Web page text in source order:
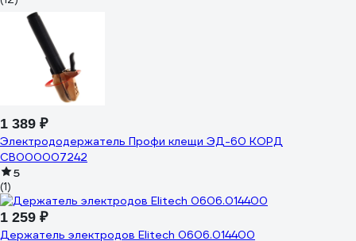
1 389 ₽
Электрододержатель Профи клещи ЭД-60 КОРД
СВ000007242
5
(1)
1 259 ₽
Держатель электродов Elitech 0606.014400